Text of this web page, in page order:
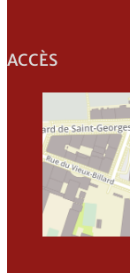
ACCÈS